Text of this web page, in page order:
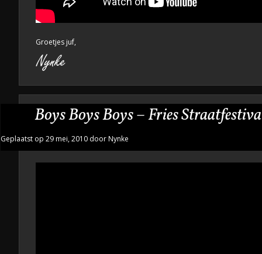
Groetjes juf,
Boys Boys Boys – Fries
Geplaatst op 29 mei, 2010 door Nynke